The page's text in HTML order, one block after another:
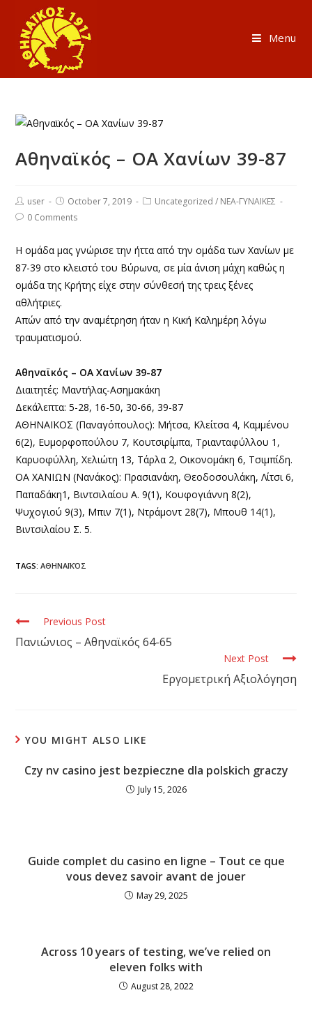
Menu
Αθηναϊκός – ΟΑ Χανίων 39-87
user October 7, 2019 Uncategorized / ΝΕΑ-ΓΥΝΑΙΚΕΣ
0 Comments
Η ομάδα μας γνώρισε την ήττα από την ομάδα των Χανίων με
87-39 στο κλειστό του Βύρωνα, σε μία άνιση μάχη καθώς η
ομάδα της Κρήτης είχε στην σύνθεσή της τρεις ξένες
αθλήτριες.
Απών από την αναμέτρηση ήταν η Κική Καλημέρη λόγω
τραυματισμού.
Αθηναϊκός – ΟΑ Χανίων 39-87
Διαιτητές: Μαντήλας-Ασημακάκη
Δεκάλεπτα: 5-28, 16-50, 30-66, 39-87
ΑΘΗΝΑΪΚΟΣ (Παναγόπουλος): Μήτσα, Κλείτσα 4, Καμμένου
6(2), Ευμορφοπούλου 7, Κουτσιρίμπα, Τριανταφύλλου 1,
Καρυοφύλλη, Χελιώτη 13, Τάρλα 2, Οικονομάκη 6, Τσιμπίδη.
ΟΑ ΧΑΝΙΩΝ (Νανάκος): Πρασιανάκη, Θεοδοσουλάκη, Λίτσι 6,
Παπαδάκη1, Βιντσιλαίου Α. 9(1), Κουφογιάννη 8(2),
Ψυχογιού 9(3), Μπιν 7(1), Ντράμοντ 28(7), Μπουθ 14(1),
Βιντσιλαίου Σ. 5.
TAGS:ΑΘΗΝΑΪΚΌΣ
Previous Post
Πανιώνιος – Αθηναϊκός 64-65
Next Post
Εργομετρική Αξιολόγηση
YOU MIGHT ALSO LIKE
Czy nv casino jest bezpieczne dla polskich graczy
July 15, 2026
Guide complet du casino en ligne – Tout ce que
vous devez savoir avant de jouer
May 29, 2025
Across 10 years of testing, we’ve relied on
eleven folks with
August 28, 2022